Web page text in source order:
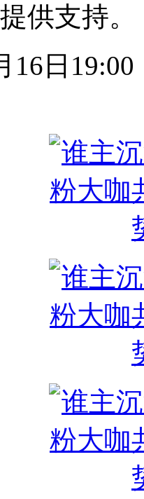
供支持。
日19:00